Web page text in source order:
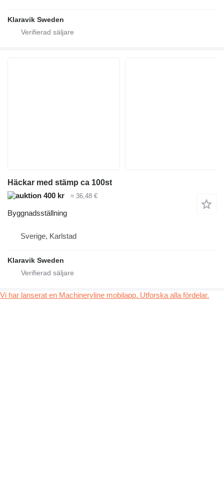
Klaravik Sweden
Häckar med stämp ca 100st
400 kr
≈ 36,48 €
Byggnadsställning
Sverige, Karlstad
Klaravik Sweden
Vi har lanserat en Machineryline mobilapp. Utforska alla fördelar.